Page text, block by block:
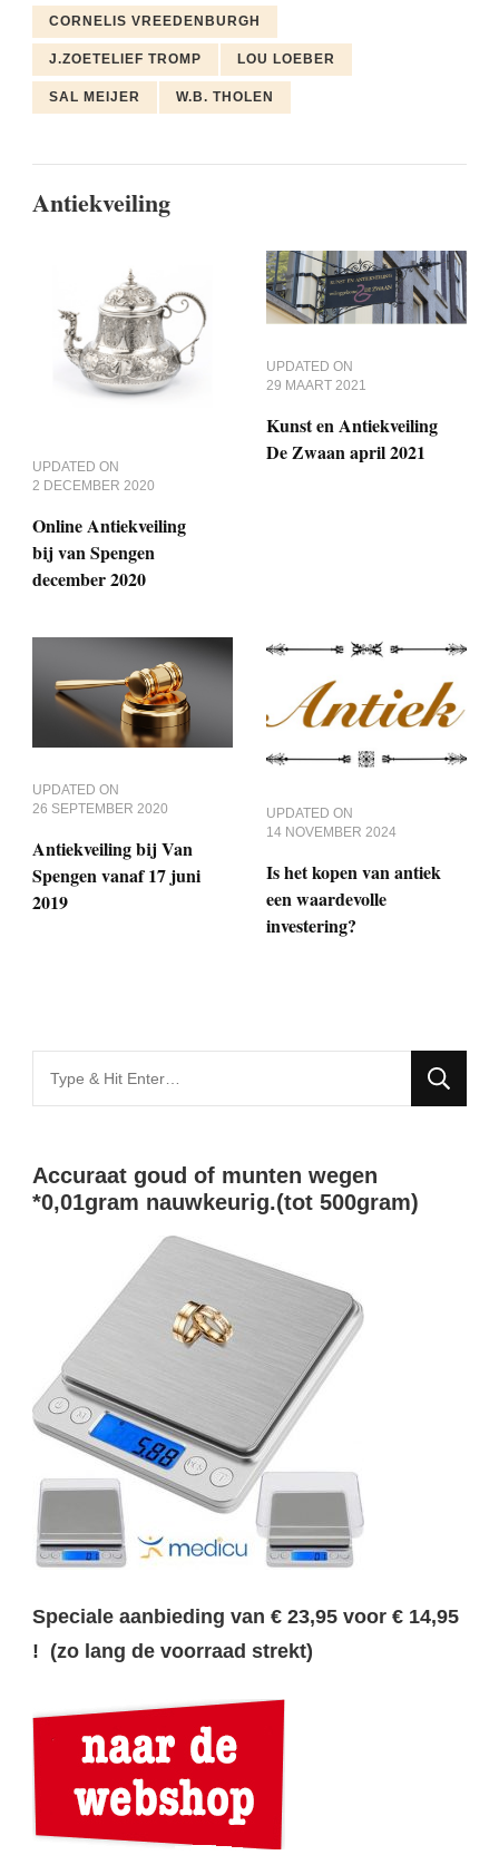
CORNELIS VREEDENBURGH
J.ZOETELIEF TROMP LOU LOEBER
SAL MEIJER W.B. THOLEN
Antiekveiling
UPDATED ON
2 DECEMBER 2020
Online Antiekveiling
bij van Spengen
december 2020
UPDATED ON
29 MAART 2021
Kunst en Antiekveiling
De Zwaan april 2021
UPDATED ON
26 SEPTEMBER 2020
Antiekveiling bij Van
Spengen vanaf 17 juni
2019
UPDATED ON
14 NOVEMBER 2024
Is het kopen van antiek
een waardevolle
investering?
for
Accuraat goud of munten wegen
*0,01gram nauwkeurig.(tot 500gram)
Speciale aanbieding van € 23,95 voor € 14,95
! (zo lang de voorraad strekt)